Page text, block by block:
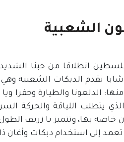
الشعبية
بلادي للفنون الشعبية منذ عام 2006 في فلسطين
ورغبتنا في إحيائه وتعريف العالم به، وتتكون الفرقة من 30 شابا
الدلعونا والطيارة وجفرا
يتطلب اللياقة والحركة
خاصة بها، وتتميز يا زريف
تعمد إلى استخدام دبكات وأغان